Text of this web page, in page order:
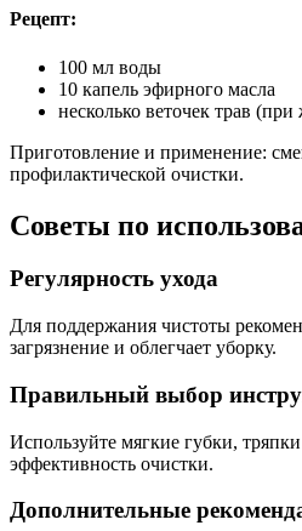
Рецепт:
100 мл воды
10 капель эфирного масла
несколько веточек трав
Приготовление и применение:
профилактической очистки.
Советы по
Регулярность ухода
Для поддержания чистоты
загрязнение и облегчает уборку.
Правильный выбор
Используйте мягкие губки,
эффективность очистки.
Дополнительные